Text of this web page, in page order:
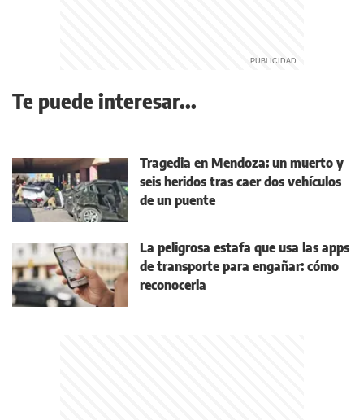
Te puede interesar...
Tragedia en Mendoza: un muerto y
seis heridos tras caer dos vehículos
de un puente
La peligrosa estafa que usa las apps
de transporte para engañar: cómo
reconocerla